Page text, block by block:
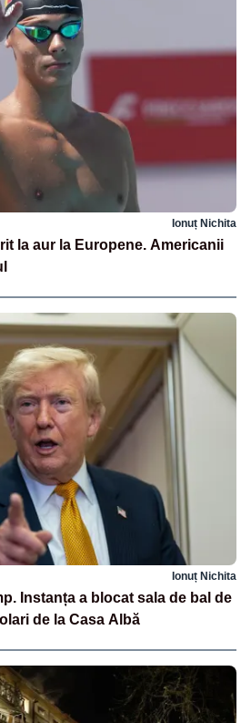
Ionuț Nichita
la aur la Europene. Americanii
Ionuț Nichita
Instanța a blocat sala de bal de
de la Casa Albă